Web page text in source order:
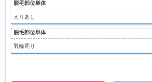
脱毛部位単体
えりあし
脱毛部位単体
乳輪周り